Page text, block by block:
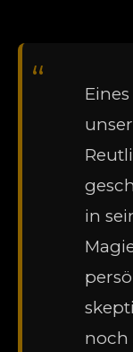
“
in
noch